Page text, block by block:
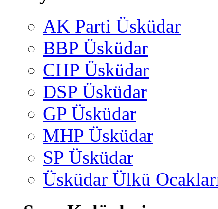
AK Parti Üsküdar
BBP Üsküdar
CHP Üsküdar
DSP Üsküdar
GP Üsküdar
MHP Üsküdar
SP Üsküdar
Üsküdar Ülkü